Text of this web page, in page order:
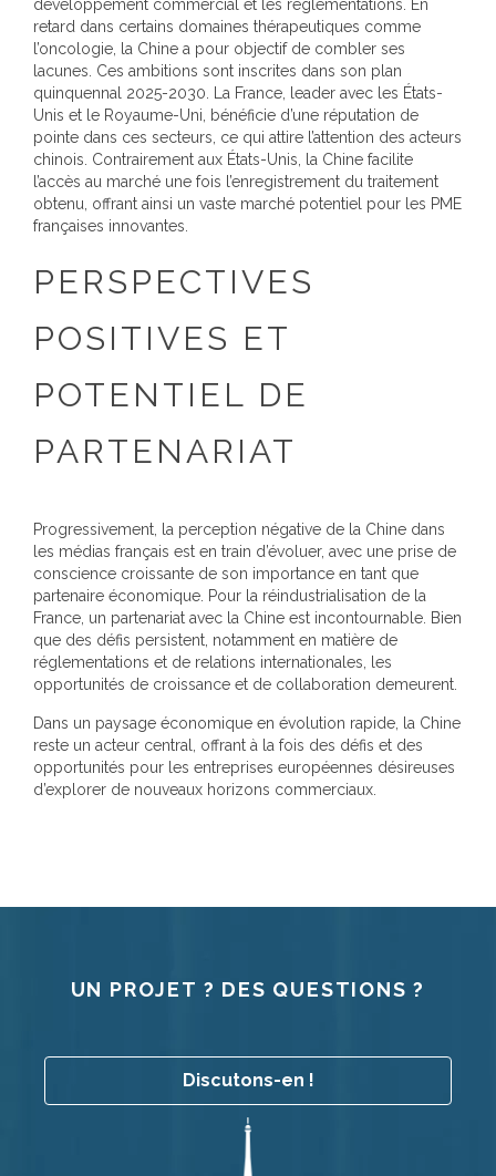
développement commercial et les réglementations. En
retard dans certains domaines thérapeutiques comme
l’oncologie, la Chine a pour objectif de combler ses
lacunes. Ces ambitions sont inscrites dans son plan
quinquennal 2025-2030. La France, leader avec les États-
Unis et le Royaume-Uni, bénéficie d’une réputation de
pointe dans ces secteurs, ce qui attire l’attention des acteurs
chinois. Contrairement aux États-Unis, la Chine facilite
l’accès au marché une fois l’enregistrement du traitement
obtenu, offrant ainsi un vaste marché potentiel pour les PME
françaises innovantes.
PERSPECTIVES
POSITIVES ET
POTENTIEL DE
PARTENARIAT
Progressivement, la perception négative de la Chine dans
les médias français est en train d’évoluer, avec une prise de
conscience croissante de son importance en tant que
partenaire économique. Pour la réindustrialisation de la
France, un partenariat avec la Chine est incontournable. Bien
que des défis persistent, notamment en matière de
réglementations et de relations internationales, les
opportunités de croissance et de collaboration demeurent.
Dans un paysage économique en évolution rapide, la Chine
reste un acteur central, offrant à la fois des défis et des
opportunités pour les entreprises européennes désireuses
d’explorer de nouveaux horizons commerciaux.
UN PROJET ? DES QUESTIONS ?
Discutons-en !